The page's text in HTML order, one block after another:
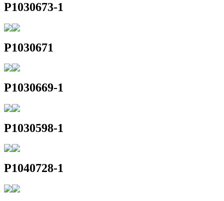
P1030673-1
P1030671
P1030669-1
P1030598-1
P1040728-1